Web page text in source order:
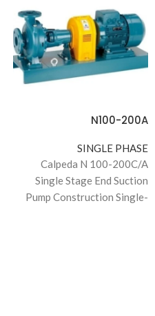
N100-200A
SINGLE PHASE
Calpeda N 100-200C/A
Single Stage End Suction
Pump Construction Single-